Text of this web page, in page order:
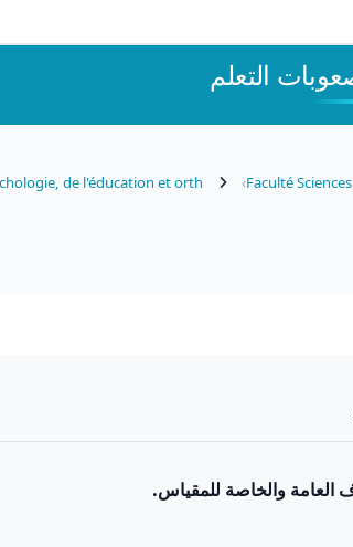
التعلم
Faculté
de l'éducation et orth...
العامة والخاصة للمقياس.